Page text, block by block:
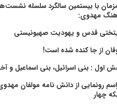
با بیستمین سالگرد سلسله
مهدوی:‌
قدس و یهودیت صهیونیستی
از جا کنده شده است!
اول : بنی اسرائیل، بنی اسماعیل و
رونمایی از دانش نامه مولفان
چهار